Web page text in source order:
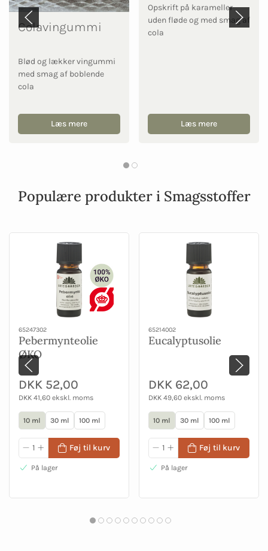
Colavingummi
Blød og lækker vingummi
med smag af boblende
cola
Læs mere
Opskrift på karameller
uden fløde og med smag af
cola
Læs mere
Populære produkter i Smagsstoffer
65247302
Pebermynteolie
ØKO
DKK 52,00
DKK 41,60 ekskl. moms
10 ml 30 ml 100 ml
Føj til kurv
På lager
65214002
Eucalyptusolie
DKK 62,00
DKK 49,60 ekskl. moms
10 ml 30 ml 100 ml
Føj til kurv
På lager